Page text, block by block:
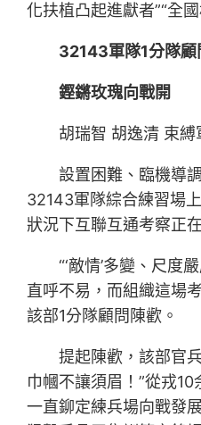
化扶植凸起進獻者”“全
32143軍隊1分隊
鏗鏘玫瑰向戰開
胡瑞智 胡逸清 束
設置困難、臨機導
32143軍隊綜合練習場
狀況下互聯互通考察正
“‘敵情’多變、尺度
直呼不易，而組織這場
該部1分隊顧問陳歡。
提起陳歡，該部官
巾幗不讓須眉！”從戎
一直鉚定練兵場向戰發